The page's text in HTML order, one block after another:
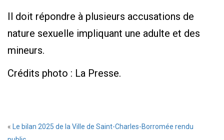
Il doit répondre à plusieurs accusations de
nature sexuelle impliquant une adulte et des
mineurs.
Crédits photo : La Presse.
«
Le bilan 2025 de la Ville de Saint-Charles-Borromée rendu